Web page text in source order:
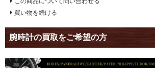
買い物を続ける
腕時計の買取をご希望の方